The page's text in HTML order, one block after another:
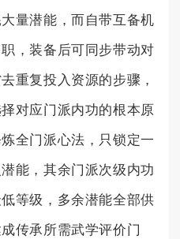
量潜能，而自带互备机
，装备后可同步带动对
重复投入资源的步骤，
对应门派内功的根本原
全门派心法，只锁定一
能，其余门派次级内功
等级，多余潜能全部供
传承所需武学评价门